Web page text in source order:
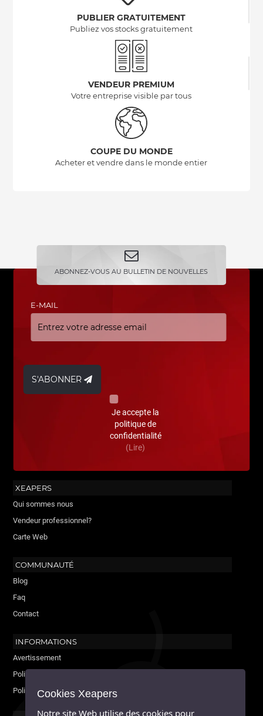
PUBLIER GRATUITEMENT
Publiez vos stocks gratuitement
VENDEUR PREMIUM
Votre entreprise visible par tous
COUPE DU MONDE
Acheter et vendre dans le monde entier
ABONNEZ-VOUS AU BULLETIN DE NOUVELLES
E-MAIL
S'ABONNER
Je accepte la
politique de
confidentialité
(Lire)
XEAPERS
Qui sommes nous
Vendeur professionnel?
Carte Web
COMMUNAUTÉ
Blog
Faq
Contact
INFORMATIONS
Avertissement
Politique de cookies
Politique de confidentialité
Cookies Xeapers
Notre site Web utilise des cookies pour